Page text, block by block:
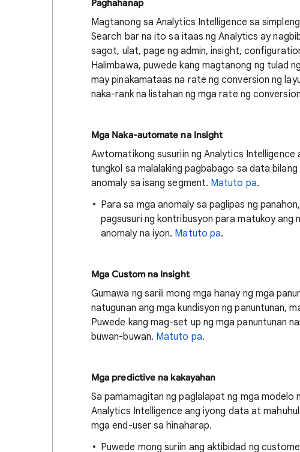
Paghahanap
Magtanong sa Analytics Intelligence sa
Search bar na ito sa itaas ng Analytics ay
sagot, ulat, page ng admin, insight,
Halimbawa, puwede kang magtanong ng tulad
may pinakamataas na rate ng conversion ng
naka-rank na listahan ng mga rate ng
Mga Naka-automate na Insight
Awtomatikong susuriin ng Analytics
tungkol sa malalaking pagbabago sa data bilang
anomaly sa isang segment. Matuto pa.
Para sa mga anomaly sa paglipas ng
pagsusuri ng kontribusyon para matukoy ang
anomaly na iyon. Matuto pa.
Mga Custom na Insight
Gumawa ng sarili mong mga hanay ng mga
natugunan ang mga kundisyon ng panuntunan,
Puwede kang mag-set up ng mga panuntunan
buwan-buwan. Matuto pa.
Mga predictive na kakayahan
Sa pamamagitan ng paglalapat ng mga modelo
Analytics Intelligence ang iyong data at
mga end-user sa hinaharap.
Puwede mong suriin ang aktibidad ng